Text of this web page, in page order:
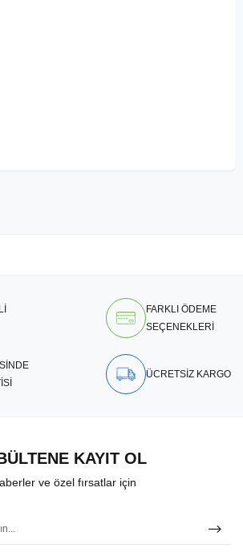
FARKLI ÖDEME
SEÇENEKLERİ
ÜCRETSİZ KARGO
KAYIT OL
ve özel fırsatlar için